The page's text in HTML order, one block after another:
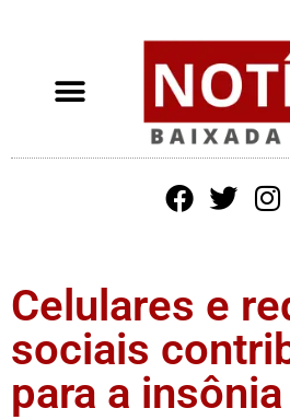
Celulares e
sociais
para a insônia